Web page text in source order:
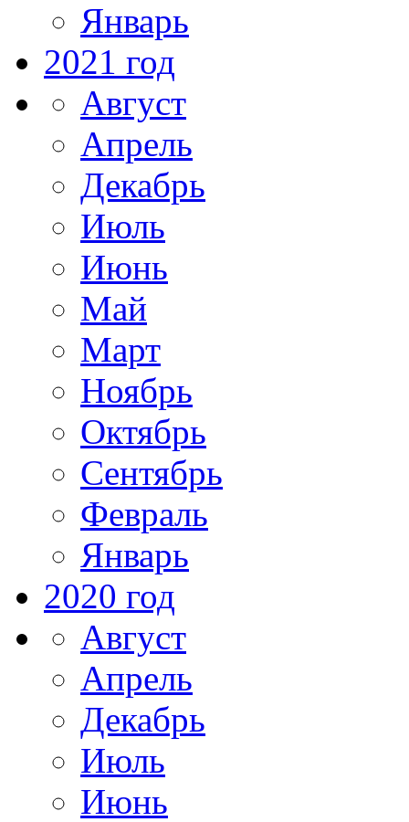
Январь
2021 год
Август
Апрель
Декабрь
Июль
Июнь
Май
Март
Ноябрь
Октябрь
Сентябрь
Февраль
Январь
2020 год
Август
Апрель
Декабрь
Июль
Июнь